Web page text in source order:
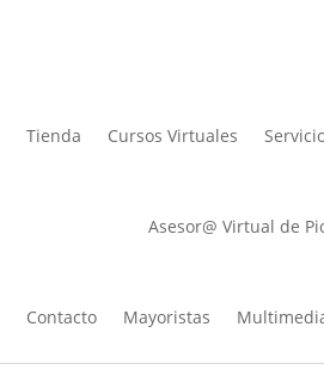
Tienda Cursos Virtuales
Asesor@ Virtual de
Contacto Mayoristas